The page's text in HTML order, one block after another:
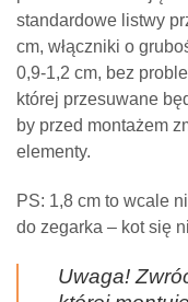
standardowe listwy
cm, włączniki o
0,9-1,2 cm, bez
której przesuwane
by przed montażem
elementy.
PS: 1,8 cm to wcale
do zegarka – kot się
Uwaga!